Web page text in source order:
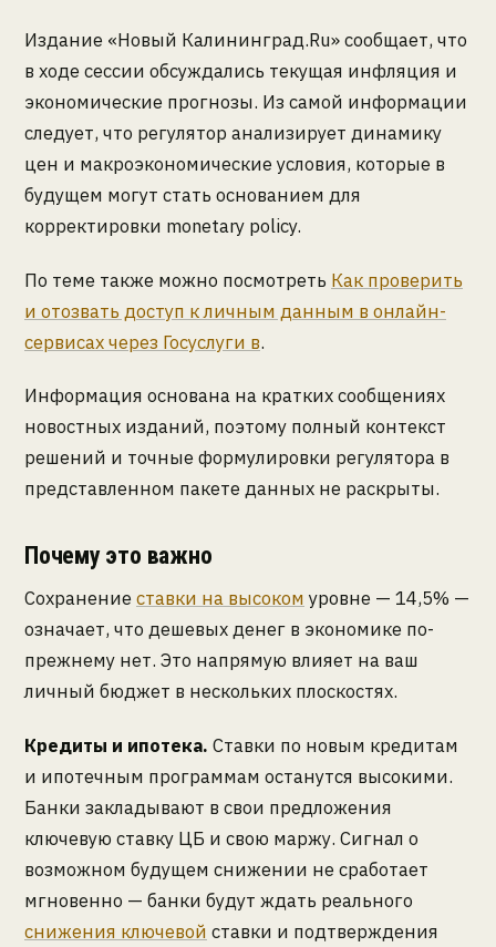
Издание «Новый Калининград.Ru» сообщает, что
в ходе сессии обсуждались текущая инфляция и
экономические прогнозы. Из самой информации
следует, что регулятор анализирует динамику
цен и макроэкономические условия, которые в
будущем могут стать основанием для
корректировки monetary policy.
По теме также можно посмотреть Как проверить
и отозвать доступ к личным данным в онлайн-
сервисах через Госуслуги в.
Информация основана на кратких сообщениях
новостных изданий, поэтому полный контекст
решений и точные формулировки регулятора в
представленном пакете данных не раскрыты.
Почему это важно
Сохранение ставки на высоком уровне — 14,5% —
означает, что дешевых денег в экономике по-
прежнему нет. Это напрямую влияет на ваш
личный бюджет в нескольких плоскостях.
Кредиты и ипотека. Ставки по новым кредитам
и ипотечным программам останутся высокими.
Банки закладывают в свои предложения
ключевую ставку ЦБ и свою маржу. Сигнал о
возможном будущем снижении не сработает
мгновенно — банки будут ждать реального
снижения ключевой ставки и подтверждения